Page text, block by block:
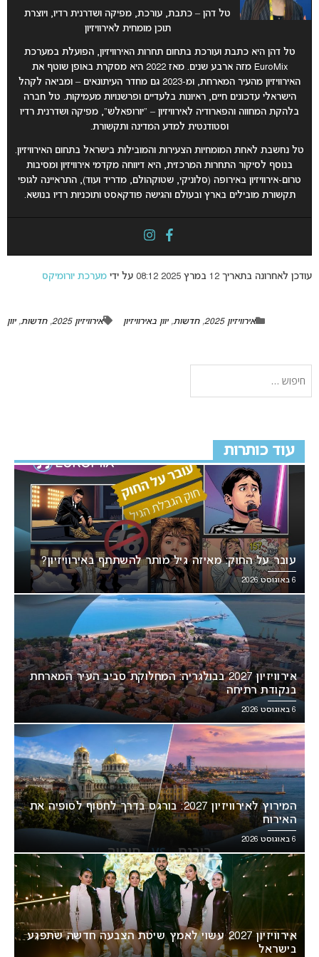
טל דהן – כתבת, עורכת, מפיקה ושדרנית רדיו, ויוצרת
תוכן מומחית לאירוויזיון
טל דהן היא כתבת ועורכת בתחום תחרות האירוויזיון, הפועלת במערכת
EuroMix מזה ארבע שנים. מאז 2022 היא מסקרת באופן שוטף את
האירוויזיון מהעיר המארחת, ומ-2023 גם מחדר העיתונאים – ומביאה לקהל
הישראלי עדכונים חיים, ראיונות בלעדיים ופרשנויות מעמיקות. טל חברה
בלהקת המחווה והפארודיה לאירוויזיון – “יורופאלש”, מפיקה ושדרנית רדיו
וסטודנטית למדע המדינה ותקשורת.
טל נחשבת לאחת המומחיות הצעירות והמובילות בישראל בתחום האירוויזיון.
בנוסף לסיקור התחרות המרכזית, היא דיווחה מקדמי אירוויזיון ומסיבות
טרום-אירוויזיון באירופה (סלוניקי, שטוקהולם, מדריד ועוד), התראיינה לגופי
תקשורת מובילים בארץ ובעולם והגישה פודקאסט ותוכניות רדיו בנושא.
עודכן לאחרונה בתאריך 12 במרץ 2025 08:12 על ידי מערכת יורומיקס
אירוויזיון 2025 ,חדשות,יוון באירוויזיון אירוויזיון 2025 ,חדשות,יוון
עוד כותרות
עובר על החוק: מאיזה גיל מותר להשתתף באירוויזיון?
6 באוגוסט 2026
אירוויזיון 2027 בבולגריה: המחלוקת סביב העיר המארחת
בנקודת רתיחה
6 באוגוסט 2026
המירוץ לאירוויזיון 2027: בורגס בדרך לחטוף לסופיה את
האירוח
6 באוגוסט 2026
אירוויזיון 2027 עשוי לאמץ שיטת הצבעה חדשה שתפגע
בישראל